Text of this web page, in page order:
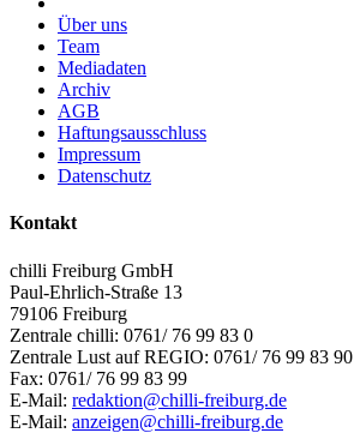
Über uns
Team
Mediadaten
Archiv
AGB
Haftungsausschluss
Impressum
Datenschutz
Kontakt
chilli Freiburg GmbH
Paul-Ehrlich-Straße 13
79106 Freiburg
Zentrale chilli: 0761/ 76 99 83 0
Zentrale Lust auf REGIO: 0761/ 76 99 83 90
Fax: 0761/ 76 99 83 99
E-Mail: redaktion@chilli-freiburg.de
E-Mail: anzeigen@chilli-freiburg.de